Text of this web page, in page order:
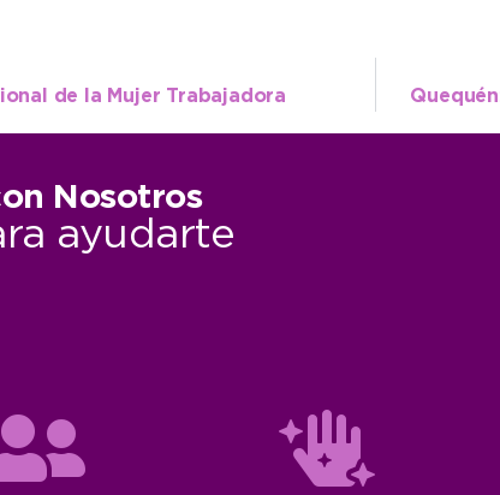
de la Mujer Trabajadora
Nosotros
ayudarte